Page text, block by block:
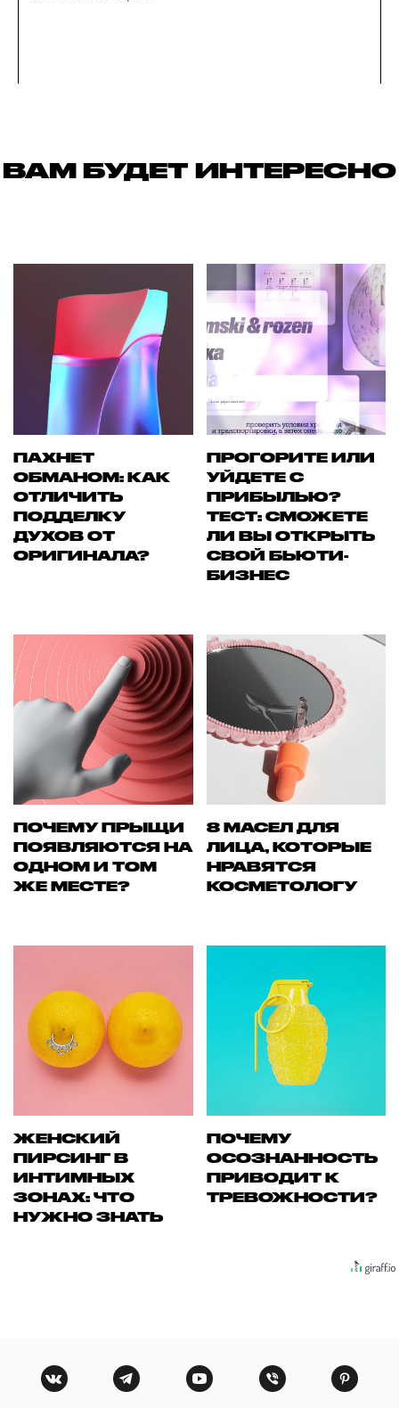
ВАМ БУДЕТ ИНТЕРЕСНО
ПАХНЕТ
ОБМАНОМ: КАК
ОТЛИЧИТЬ
ПОДДЕЛКУ
ДУХОВ ОТ
ОРИГИНАЛА?
ПРОГОРИТЕ ИЛИ
УЙДЕТЕ С
ПРИБЫЛЬЮ?
ТЕСТ: СМОЖЕТЕ
ЛИ ВЫ ОТКРЫТЬ
СВОЙ БЬЮТИ-
БИЗНЕС
ПОЧЕМУ ПРЫЩИ
ПОЯВЛЯЮТСЯ НА
ОДНОМ И ТОМ
ЖЕ МЕСТЕ?
8 МАСЕЛ ДЛЯ
ЛИЦА, КОТОРЫЕ
НРАВЯТСЯ
КОСМЕТОЛОГУ
ЖЕНСКИЙ
ПИРСИНГ В
ИНТИМНЫХ
ЗОНАХ: ЧТО
НУЖНО ЗНАТЬ
ПОЧЕМУ
ОСОЗНАННОСТЬ
ПРИВОДИТ К
ТРЕВОЖНОСТИ?